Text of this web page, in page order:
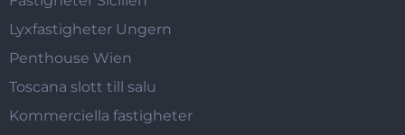
Lyxfastigheter Ungern
Penthouse Wien
Toscana slott till salu
Kommerciella fastigheter